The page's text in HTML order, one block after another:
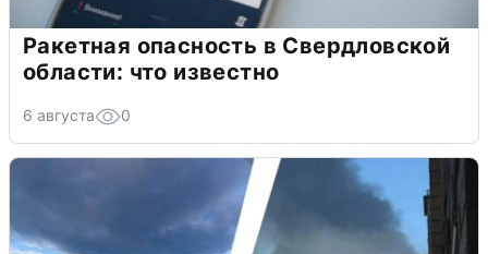
Ракетная опасность в Свердловской
области: что известно
6 августа 0